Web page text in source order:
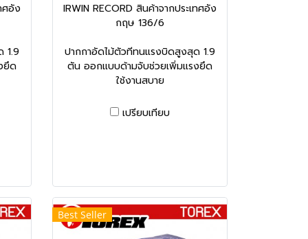
ศอัง
1.9
ยึด
IRWIN RECORD สินค้าจากประเทศอัง
กฤษ 136/6
ปากกาอัดไม้ตัวทีทนแรงบิดสูงสุด 1.9
ตัน ออกแบบด้ามจับช่วยเพิ่มแรงยึด
ใช้งานสบาย
เปรียบเทียบ
Best Seller